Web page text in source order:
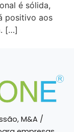
é sólida,
positivo aos
[…]
M&A /